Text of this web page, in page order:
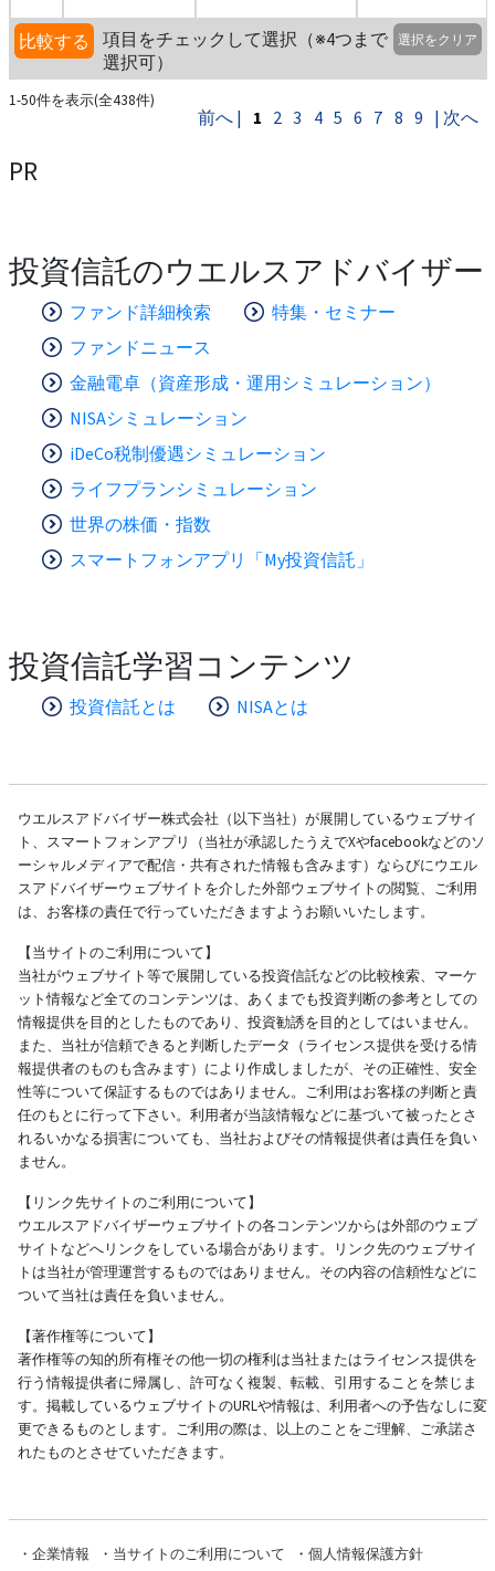
比較する
項目をチェックして選択（※4つまで
選択可）
選択をクリア
1-50件を表示(全438件)
前へ | 1 2 3 4 5 6 7 8 9 | 次へ
PR
投資信託のウエルスアドバイザー
ファンド詳細検索
特集・セミナー
ファンドニュース
金融電卓（資産形成・運用シミュレーション）
NISAシミュレーション
iDeCo税制優遇シミュレーション
ライフプランシミュレーション
世界の株価・指数
スマートフォンアプリ「My投資信託」
投資信託学習コンテンツ
投資信託とは NISAとは
ウエルスアドバイザー株式会社（以下当社）が展開しているウェブサイ
ト、スマートフォンアプリ（当社が承認したうえでXやfacebookなどのソ
ーシャルメディアで配信・共有された情報も含みます）ならびにウエル
スアドバイザーウェブサイトを介した外部ウェブサイトの閲覧、ご利用
は、お客様の責任で行っていただきますようお願いいたします。
【当サイトのご利用について】
当社がウェブサイト等で展開している投資信託などの比較検索、マーケ
ット情報など全てのコンテンツは、あくまでも投資判断の参考としての
情報提供を目的としたものであり、投資勧誘を目的としてはいません。
また、当社が信頼できると判断したデータ（ライセンス提供を受ける情
報提供者のものも含みます）により作成しましたが、その正確性、安全
性等について保証するものではありません。ご利用はお客様の判断と責
任のもとに行って下さい。利用者が当該情報などに基づいて被ったとさ
れるいかなる損害についても、当社およびその情報提供者は責任を負い
ません。
【リンク先サイトのご利用について】
ウエルスアドバイザーウェブサイトの各コンテンツからは外部のウェブ
サイトなどへリンクをしている場合があります。リンク先のウェブサイ
トは当社が管理運営するものではありません。その内容の信頼性などに
ついて当社は責任を負いません。
【著作権等について】
著作権等の知的所有権その他一切の権利は当社またはライセンス提供を
行う情報提供者に帰属し、許可なく複製、転載、引用することを禁じま
す。掲載しているウェブサイトのURLや情報は、利用者への予告なしに変
更できるものとします。ご利用の際は、以上のことをご理解、ご承諾さ
れたものとさせていただきます。
・ 企業情報 ・ 当サイトのご利用について ・ 個人情報保護方針